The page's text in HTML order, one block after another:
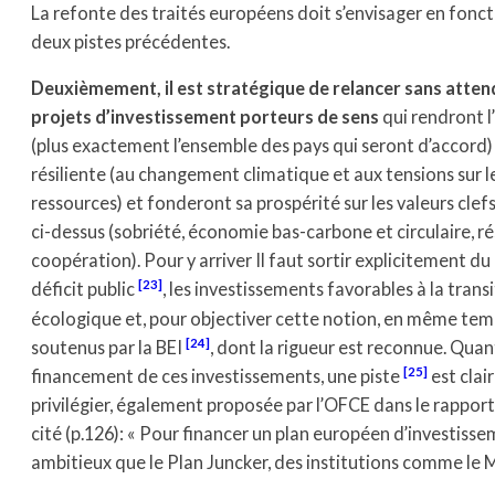
La refonte des traités européens doit s’envisager en
deux pistes précédentes.
Deuxièmement, il est stratégique de relancer sans
projets d’investissement porteurs de sens qui rendront
(plus exactement l’ensemble des pays qui seront
résiliente (au changement climatique et aux tensions sur
ressources) et fonderont sa prospérité sur les valeurs
ci-dessus (sobriété, économie bas-carbone et circulaire,
coopération). Pour y arriver Il faut sortir explicitement du
déficit public [23] , les investissements favorables à la
écologique et, pour objectiver cette notion, en même
soutenus par la BEI [24], dont la rigueur est reconnue.
financement de ces investissements, une piste [25] est
privilégier, également proposée par l’OFCE dans le rapport
cité (p.126): « Pour financer un plan européen
ambitieux que le Plan Juncker, des institutions comme le